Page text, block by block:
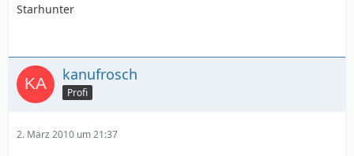
Starhunter
kanufrosch
Profi
2. März 2010 um 21:37